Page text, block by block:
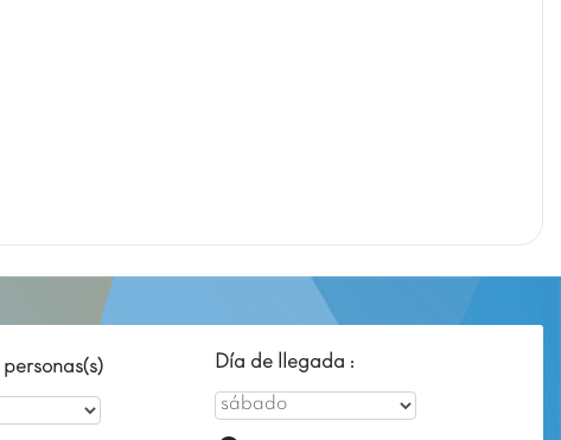
Día de llegada :